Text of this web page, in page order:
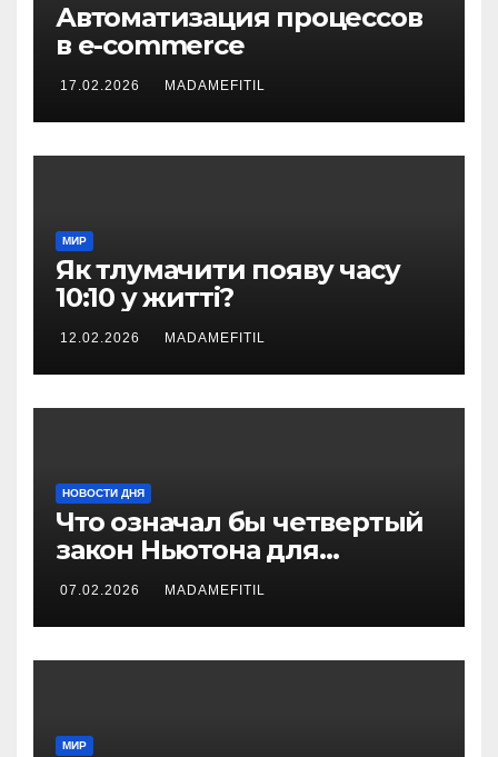
Автоматизация процессов
в e-commerce
17.02.2026 MADAMEFITIL
МИР
Як тлумачити появу часу
10:10 у житті?
12.02.2026 MADAMEFITIL
НОВОСТИ ДНЯ
Что означал бы четвертый
закон Ньютона для
современной физики
07.02.2026 MADAMEFITIL
МИР